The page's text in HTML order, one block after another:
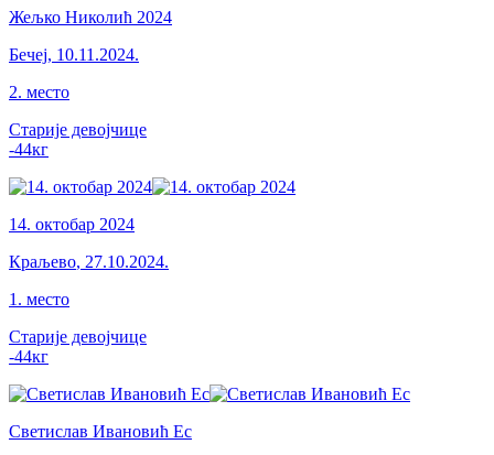
Жељко Николић 2024
Бечеј, 10.11.2024.
2. место
Старије девојчице
-44кг
14. октобар 2024
Краљево, 27.10.2024.
1 . место
Старије девојчице
-44кг
Светислав Ивановић Ес